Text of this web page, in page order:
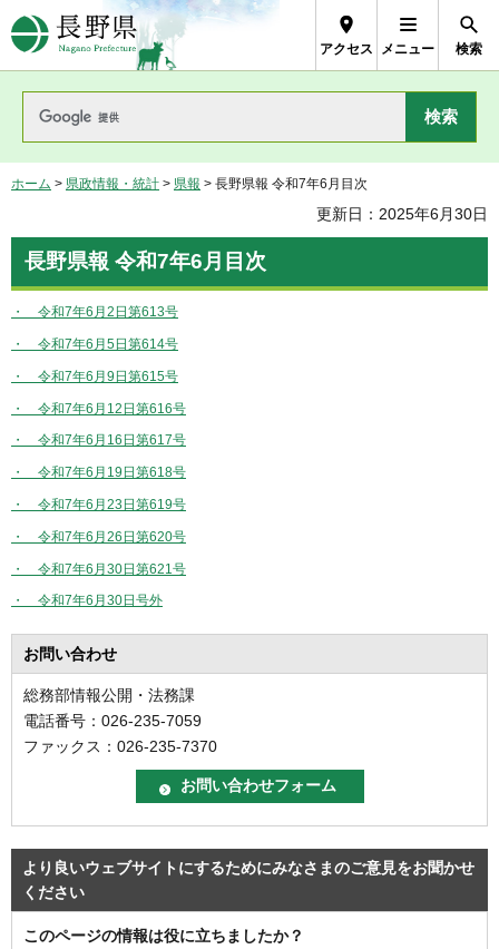
長野県Nagano Prefecture
アクセス メニュー 検索
ホーム > 県政情報・統計 > 県報 > 長野県報 令和7年6月目次
更新日：2025年6月30日
長野県報 令和7年6月目次
・ 令和7年6月2日第613号
・ 令和7年6月5日第614号
・ 令和7年6月9日第615号
・ 令和7年6月12日第616号
・ 令和7年6月16日第617号
・ 令和7年6月19日第618号
・ 令和7年6月23日第619号
・ 令和7年6月26日第620号
・ 令和7年6月30日第621号
・ 令和7年6月30日号外
お問い合わせ
総務部情報公開・法務課
電話番号：026-235-7059
ファックス：026-235-7370
より良いウェブサイトにするためにみなさまのご意見をお聞かせ
ください
このページの情報は役に立ちましたか？